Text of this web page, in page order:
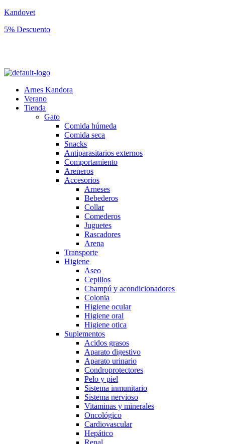
Kandovet
5% Descuento
Arnes Kandora
Verano
Tienda
Gato
Comida húmeda
Comida seca
Snacks
Antiparasitarios externos
Comportamiento
Areneros
Accesorios
Arneses
Bebederos
Collar
Comederos
Juguetes
Rascadores
Arena
Transporte
Higiene
Aseo
Cepillos
Champú y acondicionadores
Colonia
Higiene ocular
Higiene oral
Higiene otica
Suplementos
Acidos grasos
Aparato digestivo
Aparato urinario
Condroprotectores
Pelo y piel
Sistema inmunitario
Sistema nervioso
Vitaminas y minerales
Oncológico
Cardiovascular
Hepático
Renal